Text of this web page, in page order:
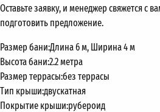
Оставьте заявку, и менеджер свяжется с
подготовить предложение.
Размер бани:Длина 6 м, Ширина 4 м
Высота бани:2.2 метра
Размер террасы:без террасы
Тип крыши:двускатная
Покрытие крыши:рубероид